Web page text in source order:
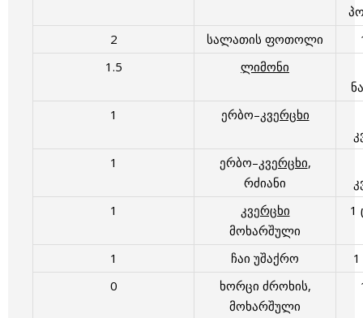
2
სალათის ფოთოლი
1.5
ლიმონი
1
ერბო–კვერცხი
1
ერბო–კვერცხი,
რძიანი
1
კვერცხი
მოხარშული
1
1 ჩაი უშაქრო
0
ხორცი ძროხის,
მოხარშული